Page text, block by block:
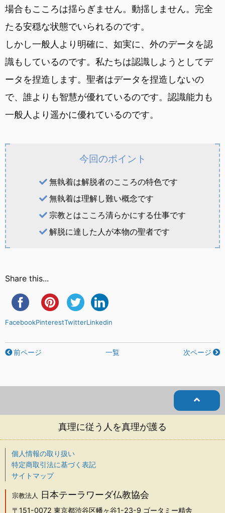
場合もこころは揺らぎません。動揺しません。完全
たる安穏な状態でいられるのです。
しかし一般人より明確に、如実に、外のデータを認
識もしているのです。私たちは認識しようとしてデ
ータを捏造します。聖者はデータを捏造しないの
で、誰よりも智慧が優れているのです。認識能力も
一般人より遥かに優れているのです。
今回のポイント
無執着は解脱者のこころの特色です
無執着は理解し難い概念です
宗教とはこころ清らかにする仕事です
解脱に達した人が本物の聖者です
Share this...
FacebookPinterestTwitterLinkedin
前ページ 一覧 次ページ
真理に従う人を真理が護る
個人情報の取り扱い
特定商取引法に基づく表記
サイトマップ
宗教法人 日本テーラワーダ仏教協会
〒151-0072 東京都渋谷区幡ヶ谷1-23-9 ゴータミー精舎